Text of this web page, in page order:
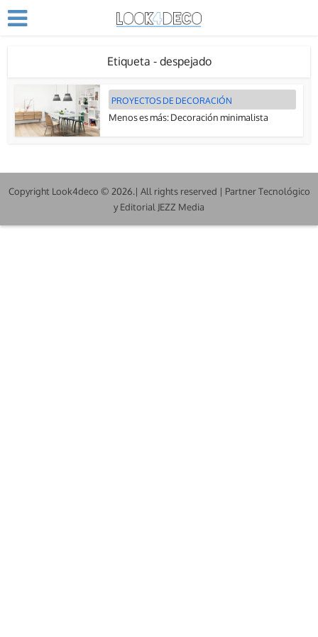
Etiqueta - despejado
PROYECTOS DE DECORACIÓN
Menos es más: Decoración minimalista
Copyright Look4deco © 2026.| All rights reserved | Partner Tecnológico
y Editorial JEZZ Media